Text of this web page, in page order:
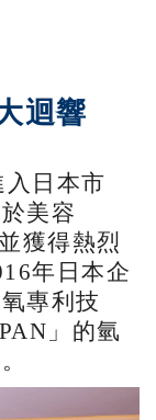
迴響
日本市
美容
獲得熱烈
年日本企
專利技
」的氫